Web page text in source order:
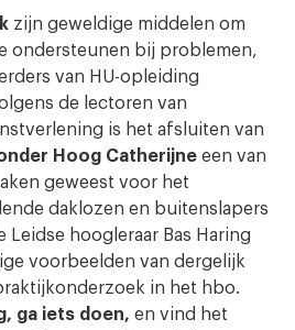
zijn geweldige middelen om
ondersteunen bij problemen,
van HU-opleiding
de lectoren van
is het afsluiten van
Hoog Catherijne een van
geweest voor het
daklozen en buitenslapers
Leidse hoogleraar Bas Haring
voorbeelden van dergelijk
in het hbo.
ga iets doen, en vind het